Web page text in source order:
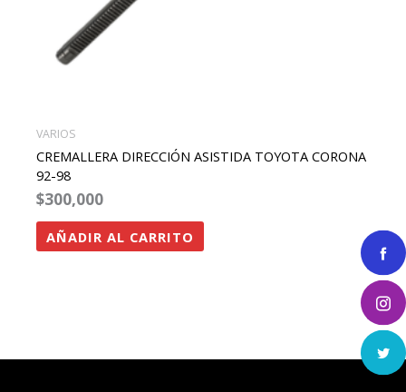
VARIOS
CREMALLERA DIRECCIÓN ASISTIDA TOYOTA CORONA
92-98
$300,000
AÑADIR AL CARRITO